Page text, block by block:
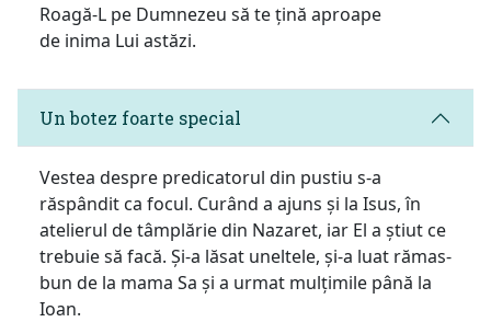
Roagă-L pe Dumnezeu să te țină aproape
de inima Lui astăzi.
Un botez foarte special
Vestea despre predicatorul din pustiu s-a
răspândit ca focul. Curând a ajuns și la Isus, în
atelierul de tâmplărie din Nazaret, iar El a știut ce
trebuie să facă. Și-a lăsat uneltele, și-a luat rămas-
bun de la mama Sa și a urmat mulțimile până la
Ioan.